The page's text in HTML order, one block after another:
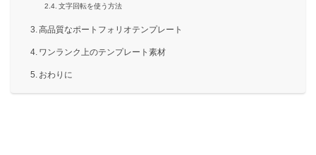
文字回転を使う方法
高品質なポートフォリオテンプレート
ワンランク上のテンプレート素材
おわりに